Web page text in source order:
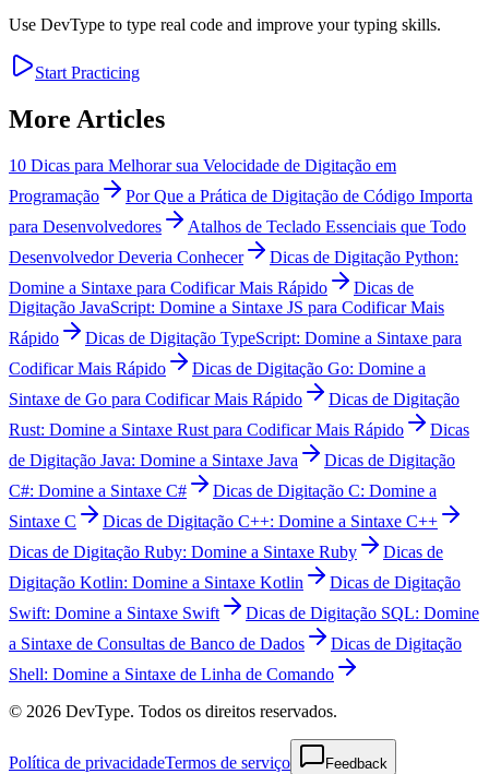
Use DevType to type real code and improve your typing skills.
Start Practicing
More Articles
10 Dicas para Melhorar sua Velocidade de Digitação em
Programação
Por Que a Prática de Digitação de Código Importa
para Desenvolvedores
Atalhos de Teclado Essenciais que Todo
Desenvolvedor Deveria Conhecer
Dicas de Digitação Python:
Domine a Sintaxe para Codificar Mais Rápido
Dicas de
Digitação JavaScript: Domine a Sintaxe JS para Codificar Mais
Rápido
Dicas de Digitação TypeScript: Domine a Sintaxe para
Codificar Mais Rápido
Dicas de Digitação Go: Domine a
Sintaxe de Go para Codificar Mais Rápido
Dicas de Digitação
Rust: Domine a Sintaxe Rust para Codificar Mais Rápido
Dicas
de Digitação Java: Domine a Sintaxe Java
Dicas de Digitação
C#: Domine a Sintaxe C#
Dicas de Digitação C: Domine a
Sintaxe C
Dicas de Digitação C++: Domine a Sintaxe C++
Dicas de Digitação Ruby: Domine a Sintaxe Ruby
Dicas de
Digitação Kotlin: Domine a Sintaxe Kotlin
Dicas de Digitação
Swift: Domine a Sintaxe Swift
Dicas de Digitação SQL: Domine
a Sintaxe de Consultas de Banco de Dados
Dicas de Digitação
Shell: Domine a Sintaxe de Linha de Comando
© 2026 DevType. Todos os direitos reservados.
Política de privacidadeTermos de serviço Feedback